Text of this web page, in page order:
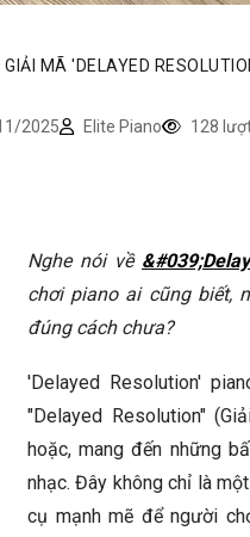
GIẢI MÃ 'DELAYED
2025 Elite Piano 128
Nghe nói về
chơi piano ai cũng biết,
đúng cách chưa?
'Delayed Resolution'
"Delayed Resolution"
hoặc, mang đến những
nhạc. Đây không chỉ là
cụ mạnh mẽ để người